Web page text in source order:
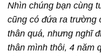
Nhìn chúng bạn cùng
cũng có đứa ra trường
thân quá, nhưng nghĩ
thân mình thôi, 4 năm